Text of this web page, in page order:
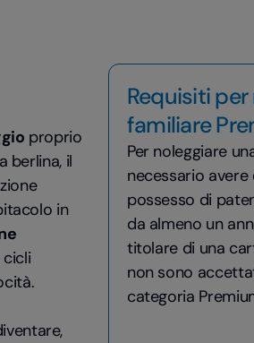
proprio
berlina, il
in
Requisiti
familiare
Per noleggiare
necessario
possesso di
da almeno un
titolare di una
non sono
categoria